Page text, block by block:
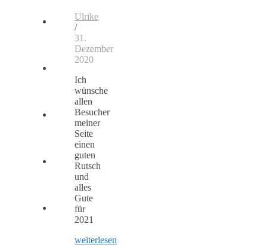
Ulrike
/
31.
Dezember
2020
Ich
wünsche
allen
Besucher
meiner
Seite
einen
guten
Rutsch
und
alles
Gute
für
2021
weiterlesen